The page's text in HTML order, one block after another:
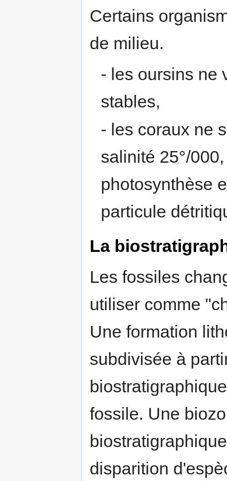
Certains
de milieu.
- les oursins ne
stables,
- les coraux ne
salinité 25°/
photosynthèse
particule
La
Les fossiles
utiliser comme
Une formation
subdivisée à
fossile. Une
disparition